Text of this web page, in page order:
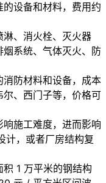
设备和材料，费用约
淋、消火栓、灭火器
系统、气体灭火、防
消防材料和设备，成本
、西门子等，价格可
施工难度，进而影响
计，或者厂房结构复
1 万平米的钢结构